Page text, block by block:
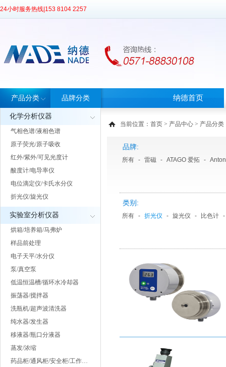
24小时服务热线| 153 8104 2257
产品分类
化学分析仪器
气相色谱/液相色谱
原子荧光/原子吸收
红外/紫外/可见光度计
酸度计/电导率仪
电位滴定仪/卡氏水分仪
折光仪/旋光仪
实验室分析仪器
烘箱/培养箱/马弗炉
样品前处理
电子天平/水分仪
泵/真空泵
低温恒温槽/循环水冷却器
振荡器/搅拌器
洗瓶机/超声波清洗器
纯水器/发生器
移液器/瓶口分液器
蒸发/浓缩
药品柜/通风柜/安全柜/工作…
品牌分类 纳德首页
当前位置： 首页 > 产品中心 > 产品分类
品牌:
所有 - 雷磁 - ATAGO 爱拓 -
类别:
所有 - 折光仪 - 旋光仪 - 比色计 -